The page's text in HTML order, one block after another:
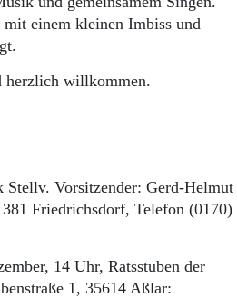
einem kleinen Imbiss und
herzlich willkommen.
Vorsitzender: Gerd-Helmut
Friedrichsdorf, Telefon (0170)
14 Uhr, Ratsstuben der
1, 35614 Aßlar: